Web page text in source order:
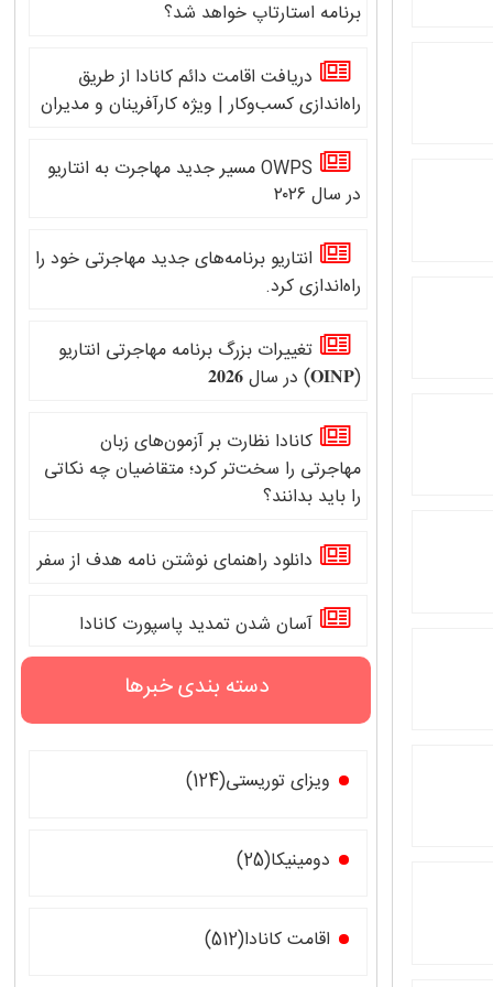
برنامه استارتاپ خواهد شد؟
دریافت اقامت دائم کانادا از طریق
راه‌اندازی کسب‌وکار | ویژه کارآفرینان و مدیران
OWPS مسیر جدید مهاجرت به انتاریو
در سال ۲۰۲۶
انتاریو برنامه‌های جدید مهاجرتی خود را
راه‌اندازی کرد.
تغییرات بزرگ برنامه مهاجرتی انتاریو
(𝐎𝐈𝐍𝐏) در سال 𝟐𝟎𝟐𝟔
کانادا نظارت بر آزمون‌های زبان
مهاجرتی را سخت‌تر کرد؛ متقاضیان چه نکاتی
را باید بدانند؟
دانلود راهنمای نوشتن نامه هدف از سفر
آسان شدن تمدید پاسپورت کانادا
دسته بندی خبرها
ویزای توریستی(124)
دومینیکا(25)
اقامت کانادا(512)